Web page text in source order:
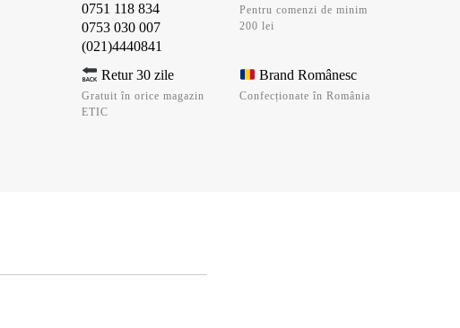
0751 118 834
0753 030 007
(021)4440841
Pentru comenzi de minim
200 lei
Retur 30 zile
Gratuit în orice magazin
ETIC
Brand Românesc
Confecționate în România